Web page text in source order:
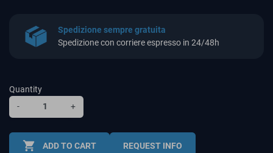
Spedizione sempre gratuita
Spedizione con corriere espresso in 24/48h
Quantity
-
+
shopping_cart ADD TO CART REQUEST INFO